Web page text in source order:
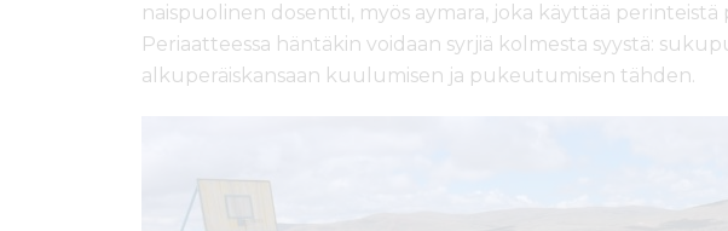
naispuolinen dosentti, myös aymara, joka käyttää
Periaatteessa häntäkin voidaan syrjiä kolmesta syystä:
alkuperäiskansaan kuulumisen ja pukeutumisen tähden.